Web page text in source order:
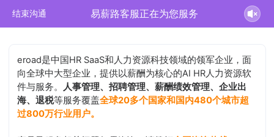
结束沟通 易薪路客服正在为您服务
eroad是中国HR SaaS和人力资源科技领域的领军企业，面
向全球中大型企业，提供以薪酬为核心的AI HR人力资源软
件与服务。
人事管理、招聘管理、薪酬绩效管理、企业出
海、退税等服务覆盖全球20多个国家和国内480个城市超
过800万行业用户。